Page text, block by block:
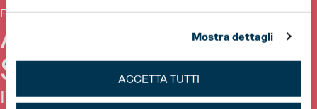
Mostra dettagli
ACCETTA TUTTI
Formazione
ACCADEMIA DI
SARTORIA
IV Edizione